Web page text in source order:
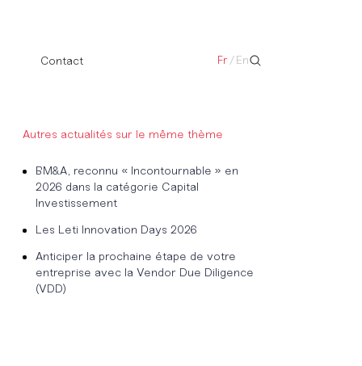
Contact Fr / En
Autres actualités sur le même thème
BM&A, reconnu « Incontournable » en
2026 dans la catégorie Capital
Investissement
Les Leti Innovation Days 2026
Anticiper la prochaine étape de votre
entreprise avec la Vendor Due Diligence
(VDD)